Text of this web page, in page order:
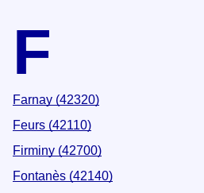
F
Farnay (42320)
Feurs (42110)
Firminy (42700)
Fontanès (42140)